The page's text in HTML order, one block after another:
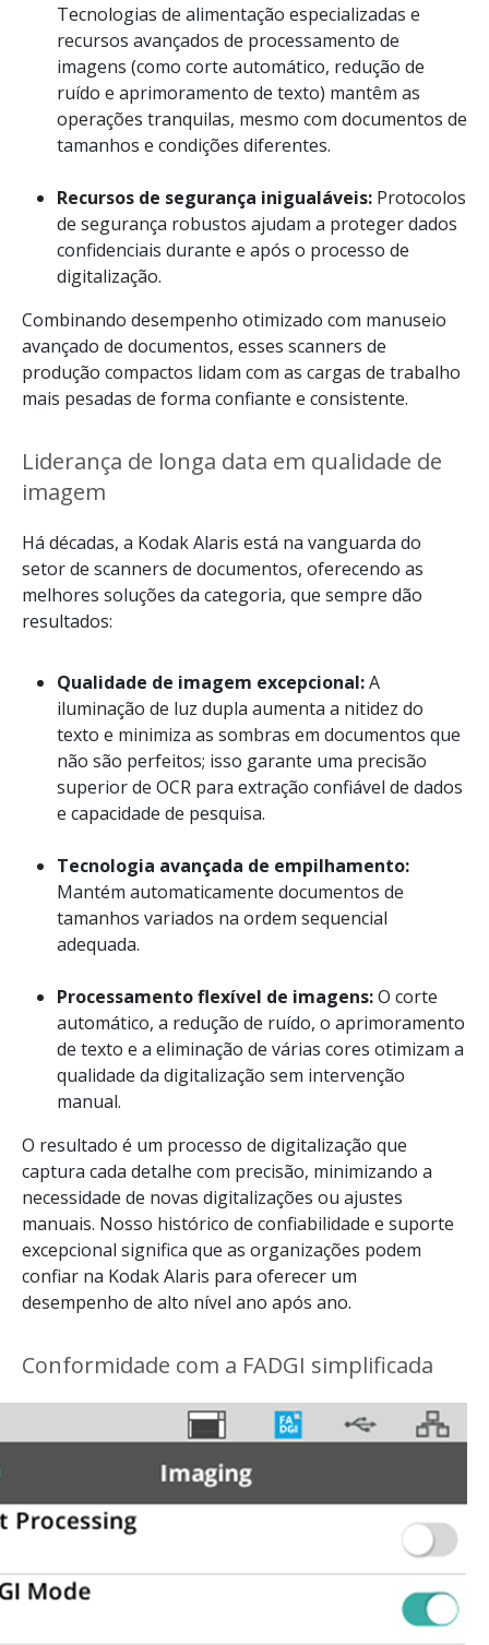
Tecnologias de alimentação especializadas e
recursos avançados de processamento de
imagens (como corte automático, redução de
ruído e aprimoramento de texto) mantêm as
operações tranquilas, mesmo com documentos de
tamanhos e condições diferentes.
Recursos de segurança inigualáveis: Protocolos
de segurança robustos ajudam a proteger dados
confidenciais durante e após o processo de
digitalização.
Combinando desempenho otimizado com manuseio
avançado de documentos, esses scanners de
produção compactos lidam com as cargas de trabalho
mais pesadas de forma confiante e consistente.
Liderança de longa data em qualidade de
imagem
Há décadas, a Kodak Alaris está na vanguarda do
setor de scanners de documentos, oferecendo as
melhores soluções da categoria, que sempre dão
resultados:
Qualidade de imagem excepcional:A
iluminação de luz dupla aumenta a nitidez do
texto e minimiza as sombras em documentos que
não são perfeitos; isso garante uma precisão
superior de OCR para extração confiável de dados
e capacidade de pesquisa.
Tecnologia avançada de empilhamento:
Mantém automaticamente documentos de
tamanhos variados na ordem sequencial
adequada.
Processamento flexível de imagens:O corte
automático, a redução de ruído, o aprimoramento
de texto e a eliminação de várias cores otimizam a
qualidade da digitalização sem intervenção
manual.
O resultado é um processo de digitalização que
captura cada detalhe com precisão, minimizando a
necessidade de novas digitalizações ou ajustes
manuais. Nosso histórico de confiabilidade e suporte
excepcional significa que as organizações podem
confiar na Kodak Alaris para oferecer um
desempenho de alto nível ano após ano.
Conformidade com a FADGI simplificada